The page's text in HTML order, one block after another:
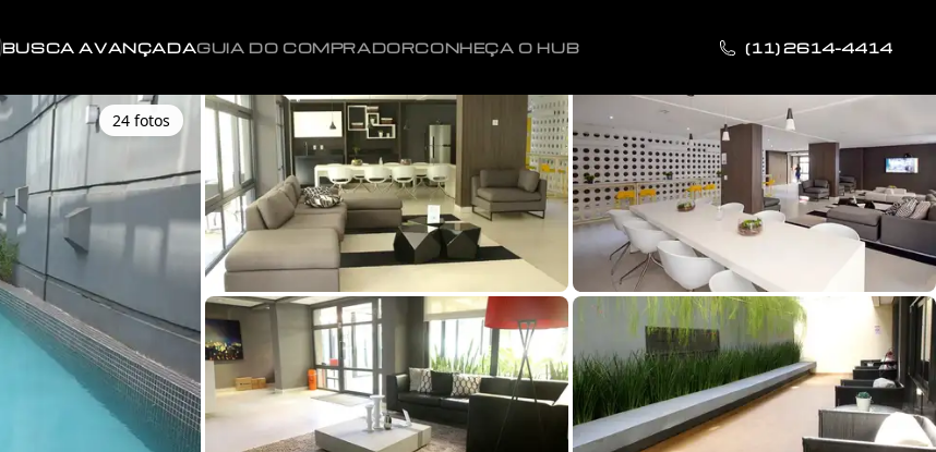
BUSCA AVANÇADAGUIA DO COMPRADORCONHEÇA O HUB (11) 2614-4414
24 fotos